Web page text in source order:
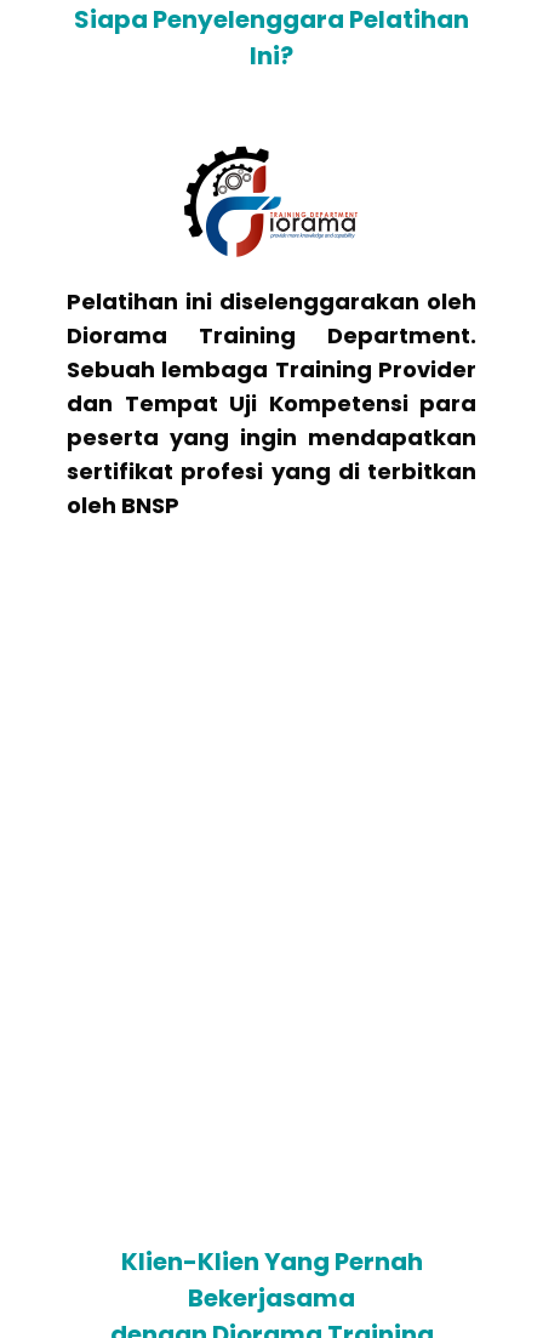
Siapa Penyelenggara Pelatihan
Ini?
Pelatihan ini diselenggarakan oleh
Diorama Training Department.
Sebuah lembaga Training Provider
dan Tempat Uji Kompetensi para
peserta yang ingin mendapatkan
sertifikat profesi yang di terbitkan
oleh BNSP
Klien-Klien Yang Pernah
Bekerjasama